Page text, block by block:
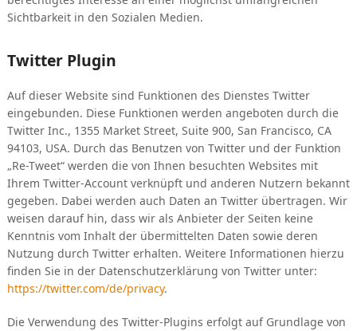
Sichtbarkeit in den Sozialen Medien.
Twitter Plugin
Auf dieser Website sind Funktionen des Dienstes Twitter
eingebunden. Diese Funktionen werden angeboten durch die
Twitter Inc., 1355 Market Street, Suite 900, San Francisco, CA
94103, USA. Durch das Benutzen von Twitter und der Funktion
„Re-Tweet“ werden die von Ihnen besuchten Websites mit
Ihrem Twitter-Account verknüpft und anderen Nutzern bekannt
gegeben. Dabei werden auch Daten an Twitter übertragen. Wir
weisen darauf hin, dass wir als Anbieter der Seiten keine
Kenntnis vom Inhalt der übermittelten Daten sowie deren
Nutzung durch Twitter erhalten. Weitere Informationen hierzu
finden Sie in der Datenschutzerklärung von Twitter unter:
https://twitter.com/de/privacy.
Die Verwendung des Twitter-Plugins erfolgt auf Grundlage von